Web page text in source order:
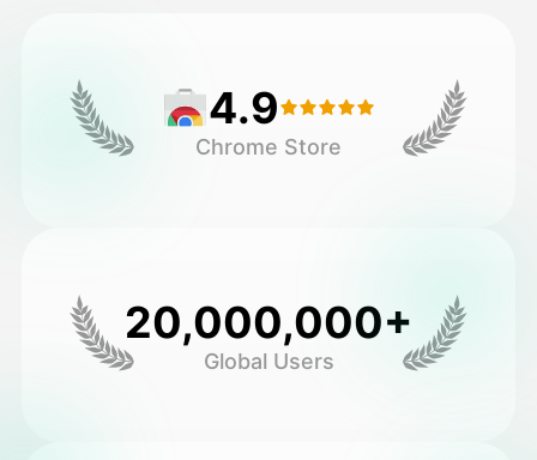
4.9
Chrome Store
20,000,000+
Global Users